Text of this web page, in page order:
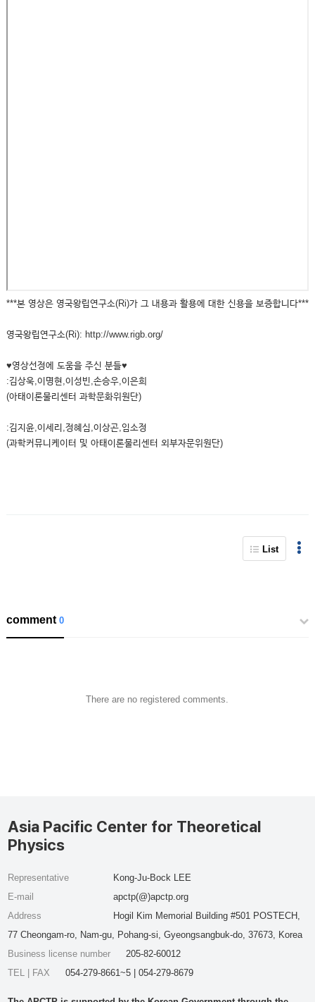
***본 영상은 영국왕립연구소(Ri)가 그 내용과 활용에 대한 신용을 보증합니다***
영국왕립연구소(Ri): http://www.rigb.org/
♥영상선정에 도움을 주신 분들♥
:김상욱,이명현,이성빈,손승우,이은희
(아태이론물리센터 과학문화위원단)
:김지윤,이세리,정혜심,이상곤,임소정
(과학커뮤니케이터 및 아태이론물리센터 외부자문위원단)
List
comment0
There are no registered comments.
Asia Pacific Center for Theoretical
Physics
Representative
Kong-Ju-Bock LEE
E-mail
apctp(@)apctp.org
Address
Hogil Kim Memorial Building #501 POSTECH,
77 Cheongam-ro, Nam-gu, Pohang-si, Gyeongsangbuk-do, 37673, Korea
Business license number
205-82-60012
TEL | FAX
054-279-8661~5 | 054-279-8679